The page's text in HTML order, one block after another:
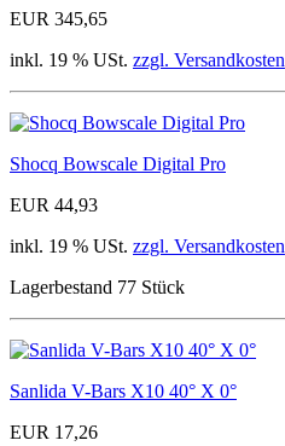
EUR 345,65
inkl. 19 % USt. zzgl. Versandkosten
Shocq Bowscale Digital Pro
EUR 44,93
inkl. 19 % USt. zzgl. Versandkosten
Lagerbestand 77 Stück
Sanlida V-Bars X10 40° X 0°
EUR 17,26